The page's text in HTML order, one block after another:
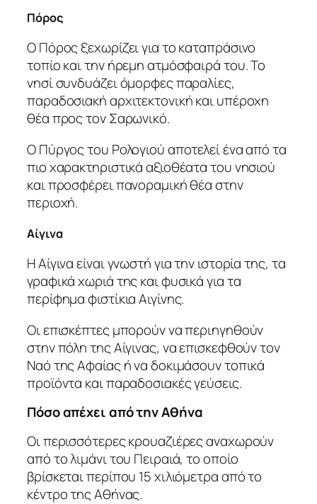
Πόρος
Ο Πόρος ξεχωρίζει για το καταπράσινο
τοπίο και την ήρεμη ατμόσφαιρά του. Το
νησί συνδυάζει όμορφες παραλίες,
παραδοσιακή αρχιτεκτονική και υπέροχη
θέα προς τον Σαρωνικό.
Ο Πύργος του Ρολογιού αποτελεί ένα από τα
πιο χαρακτηριστικά αξιοθέατα του νησιού
και προσφέρει πανοραμική θέα στην
περιοχή.
Αίγινα
Η Αίγινα είναι γνωστή για την ιστορία της, τα
γραφικά χωριά της και φυσικά για τα
περίφημα φιστίκια Αιγίνης.
Οι επισκέπτες μπορούν να περιηγηθούν
στην πόλη της Αίγινας, να επισκεφθούν τον
Ναό της Αφαίας ή να δοκιμάσουν τοπικά
προϊόντα και παραδοσιακές γεύσεις.
Πόσο απέχει από την Αθήνα
Οι περισσότερες κρουαζιέρες αναχωρούν
από το λιμάνι του Πειραιά, το οποίο
βρίσκεται περίπου 15 χιλιόμετρα από το
κέντρο της Αθήνας.